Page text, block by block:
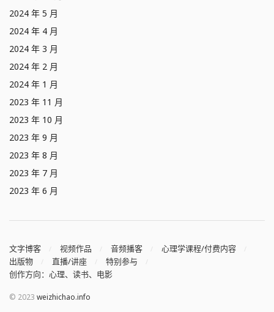
2024 年 5 月
2024 年 4 月
2024 年 3 月
2024 年 2 月
2024 年 1 月
2023 年 11 月
2023 年 10 月
2023 年 9 月
2023 年 8 月
2023 年 7 月
2023 年 6 月
文字博客 视频作品 音频播客
心理学课程/付费内容
出版物
直播/讲座
特别参与
创作方向：心理、读书、电影
© 2023 weizhichao.info